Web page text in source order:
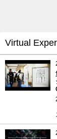
Virtual